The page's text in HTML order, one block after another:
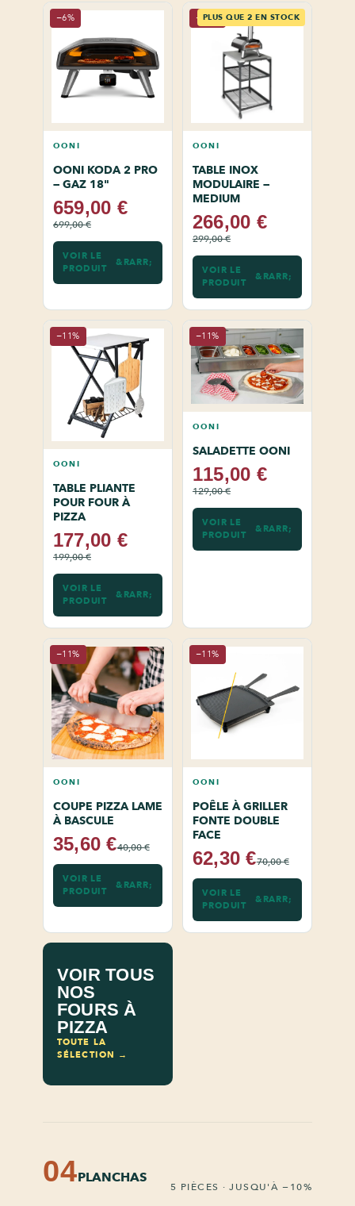
−6%
OONI
OONI KODA 2 PRO
— GAZ 18"
659,00 €
699,00 €
VOIR LE
PRODUIT
−11%
PLUS QUE 2 EN STOCK
OONI
TABLE INOX
MODULAIRE —
MEDIUM
266,00 €
299,00 €
VOIR LE
PRODUIT
−11%
OONI
TABLE PLIANTE
POUR FOUR À
PIZZA
177,00 €
199,00 €
VOIR LE
PRODUIT
−11%
OONI
SALADETTE OONI
115,00 €
129,00 €
VOIR LE
PRODUIT
−11%
OONI
COUPE PIZZA LAME
À BASCULE
35,60 €40,00 €
VOIR LE
PRODUIT
−11%
OONI
POÊLE À GRILLER
FONTE DOUBLE
FACE
62,30 €70,00 €
VOIR LE
PRODUIT
VOIR TOUS
NOS
FOURS À
PIZZA
TOUTE LA
SÉLECTION →
04PLANCHAS
5 PIÈCES · JUSQU'À −10%